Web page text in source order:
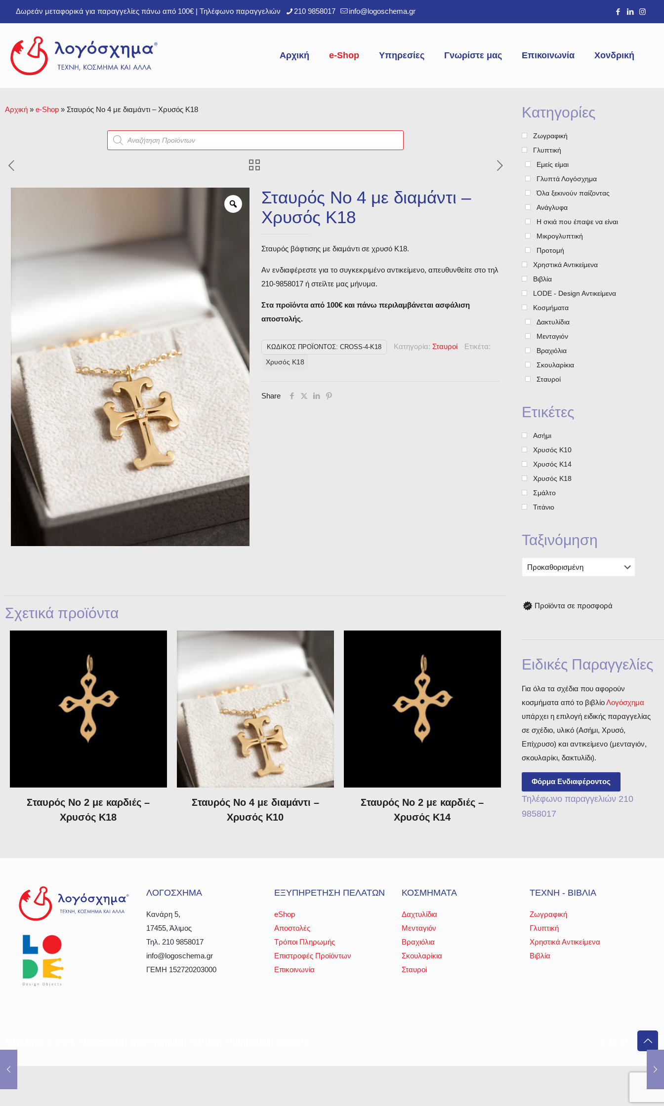
Δωρεάν μεταφορικά για παραγγελίες πάνω από 100€ | Τηλέφωνο παραγγελιών 210 9858017 info@logoschema.gr
Αρχική e-Shop Υπηρεσίες Γνωρίστε μας Επικοινωνία Χονδρική
Αρχική » e-Shop » Σταυρός Νο 4 με διαμάντι – Χρυσός Κ18
Products
search
Σταυρός Νο 4 με διαμάντι –
Χρυσός Κ18
Σταυρός βάφτισης με διαμάντι σε χρυσό Κ18.
Αν ενδιαφέρεστε για το συγκεκριμένο αντικείμενο, απευθυνθείτε στο τηλ
210-9858017 ή στείλτε μας μήνυμα.
Στα προϊόντα από 100€ και πάνω περιλαμβάνεται ασφάλιση
αποστολής.
ΚΩΔΙΚΌΣ ΠΡΟΪΌΝΤΟΣ:CROSS-4-K18 Κατηγορία: Σταυροί Ετικέτα:
Χρυσός Κ18
Share
Σχετικά προϊόντα
Σταυρός Νο 2 με καρδιές –
Χρυσός Κ18
Σταυρός Νο 4 με διαμάντι –
Χρυσός Κ10
Σταυρός Νο 2 με καρδιές –
Χρυσός Κ14
Κατηγορίες
Ζωγραφική
Γλυπτική
Εμείς είμαι
Γλυπτά Λογόσχημα
Όλα ξεκινούν παίζοντας
Ανάγλυφα
Η σκιά που έπαψε να είναι
Μικρογλυπτική
Προτομή
Χρηστικά Αντικείμενα
Βιβλία
LODE - Design Aντικείμενα
Κοσμήματα
Δακτυλίδια
Μενταγιόν
Βραχιόλια
Σκουλαρίκια
Σταυροί
Ετικέτες
Ασήμι
Χρυσός Κ10
Χρυσός Κ14
Χρυσός Κ18
Σμάλτο
Τιτάνιο
Ταξινόμηση
Προϊόντα σε προσφορά
Ειδικές Παραγγελίες
Για όλα τα σχέδια που αφορούν
κοσμήματα από το βιβλίοΛογόσχημα
υπάρχει η επιλογή ειδικής παραγγελίας
σε σχέδιο, υλικό (Ασήμι, Χρυσό,
Επίχρυσο) και αντικείμενο (μενταγιόν,
σκουλαρίκι, δακτυλίδι).
Φόρμα Ενδιαφέροντος
Τηλέφωνο παραγγελιών 210
9858017
ΛΟΓΟΣΧΗΜΑ
Κανάρη 5,
17455, Άλιμος
Τηλ. 210 9858017
info@logoschema.gr
ΓΕΜΗ 152720203000
ΕΞΥΠΗΡΕΤΗΣΗ ΠΕΛΑΤΩΝ
eShop
Αποστολές
Τρόποι Πληρωμής
Επιστροφές Προϊόντων
Επικοινωνία
ΚΟΣΜΗΜΑΤΑ
Δαχτυλίδια
Μενταγιόν
Βραχιόλια
Σκουλαρίκια
Σταυροί
ΤΕΧΝΗ - ΒΙΒΛΙΑ
Ζωγραφική
Γλυπτική
Χρηστικά Αντικείμενα
Βιβλία